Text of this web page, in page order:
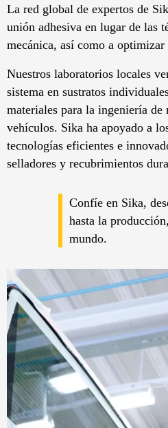
La red global de expertos de
unión adhesiva en lugar de las
mecánica, así como a
Nuestros laboratorios locales
sistema en sustratos
materiales para la ingeniería de
vehículos. Sika ha apoyado a
tecnologías eficientes e
selladores y recubrimientos
Confíe en Sika,
hasta la
mundo.